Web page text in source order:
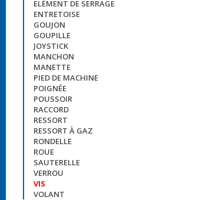
ELÉMENT DE SERRAGE
ENTRETOISE
GOUJON
GOUPILLE
JOYSTICK
MANCHON
MANETTE
PIED DE MACHINE
POIGNÉE
POUSSOIR
RACCORD
RESSORT
RESSORT À GAZ
RONDELLE
ROUE
SAUTERELLE
VERROU
VIS
VOLANT